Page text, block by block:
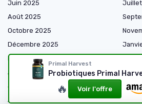
Primal Harvest
Probiotiques Primal
🔥 Voir l'offre
Juin 2025
Août 2025
Octobre 2025
Décembre 2025
Février 2026
Avril 2026
Mai
Juin 2026
Août 2026